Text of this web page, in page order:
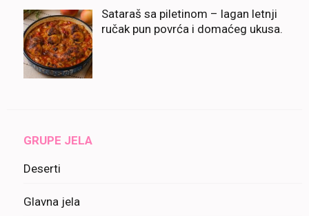
Sataraš sa piletinom – lagan letnji
ručak pun povrća i domaćeg ukusa.
GRUPE JELA
Deserti
Glavna jela